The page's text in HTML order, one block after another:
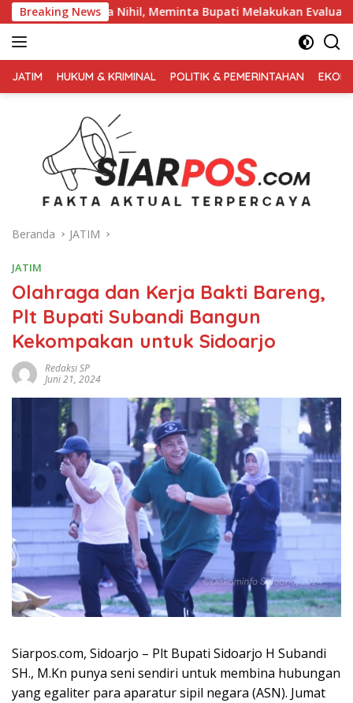
Langsung
ke
konten
Breaking News
Bupati Melakukan Evaluasi Secara Menyeluruh
TERPERCAYA
JATIM HUKUM & KRIMINAL POLITIK & PEMERINTAHAN
Beranda JATIM
JATIM
Olahraga dan Kerja Bakti Bareng,
Plt Bupati Subandi Bangun
Kekompakan untuk Sidoarjo
Redaksi SP
Juni 21, 2024
Siarpos.com, Sidoarjo – Plt Bupati Sidoarjo H Subandi
SH., M.Kn punya seni sendiri untuk membina hubungan
yang egaliter para aparatur sipil negara (ASN). Jumat